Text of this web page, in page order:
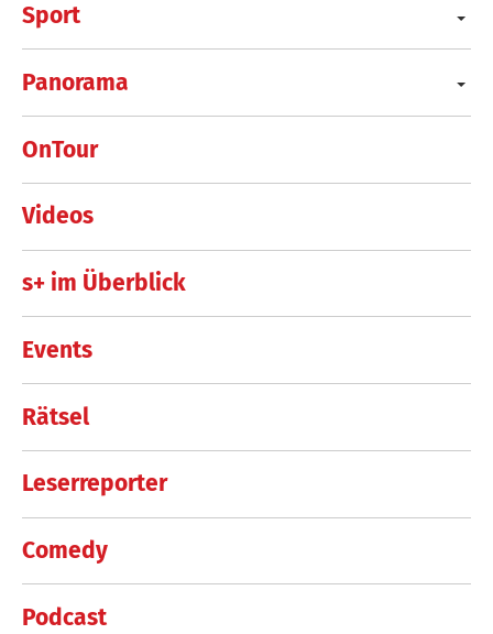
Sport
Panorama
OnTour
Videos
s+ im Überblick
Events
Rätsel
Leserreporter
Comedy
Podcast